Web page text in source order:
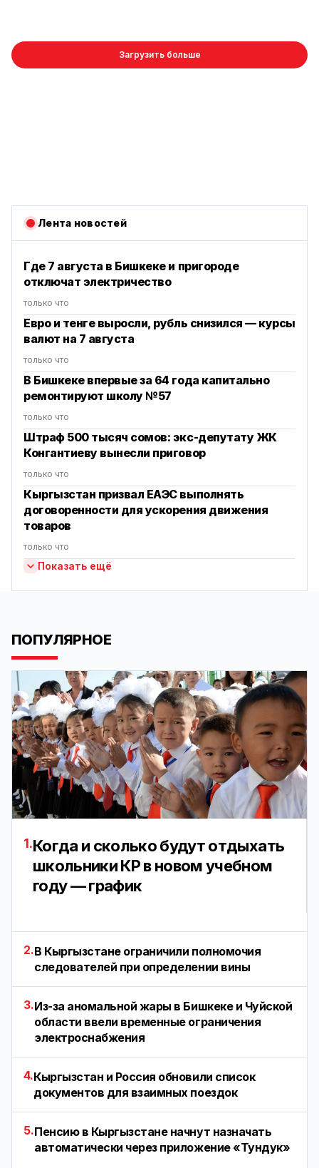
Загрузить больше
Лента новостей
Где 7 августа в Бишкеке и пригороде
отключат электричество
только что
Евро и тенге выросли, рубль снизился — курсы
валют на 7 августа
только что
В Бишкеке впервые за 64 года капитально
ремонтируют школу №57
только что
Штраф 500 тысяч сомов: экс-депутату ЖК
Конгантиеву вынесли приговор
только что
Кыргызстан призвал ЕАЭС выполнять
договоренности для ускорения движения
товаров
только что
Показать ещё
ПОПУЛЯРНОЕ
1.Когда и сколько будут отдыхать
школьники КР в новом учебном
году — график
2.В Кыргызстане ограничили полномочия
следователей при определении вины
3.Из-за аномальной жары в Бишкеке и Чуйской
области ввели временные ограничения
электроснабжения
4.Кыргызстан и Россия обновили список
документов для взаимных поездок
5.Пенсию в Кыргызстане начнут назначать
автоматически через приложение «Тундук»